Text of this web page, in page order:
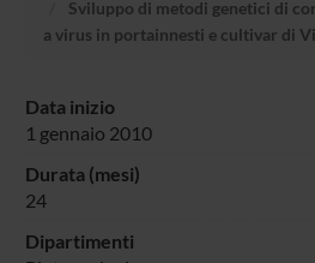
Sviluppo di metodi genetici di
a virus in portainnesti e cultivar di
Data inizio
1 gennaio 2010
Durata (mesi)
24
Dipartimenti